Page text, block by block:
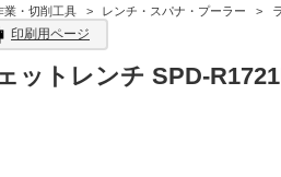
業・切削工具 > レンチ・スパナ・プーラー >
印刷用ページ
ットレンチ SPD-